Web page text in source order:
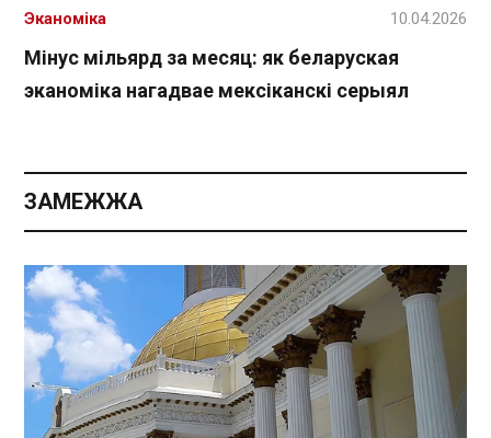
Мінус мільярд за месяц: як беларуская
эканоміка нагадвае мексіканскі серыял
Эканоміка 10.04.2026
ЗАМЕЖЖА